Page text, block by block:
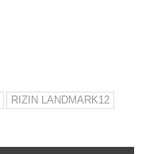
RIZIN LANDMARK12